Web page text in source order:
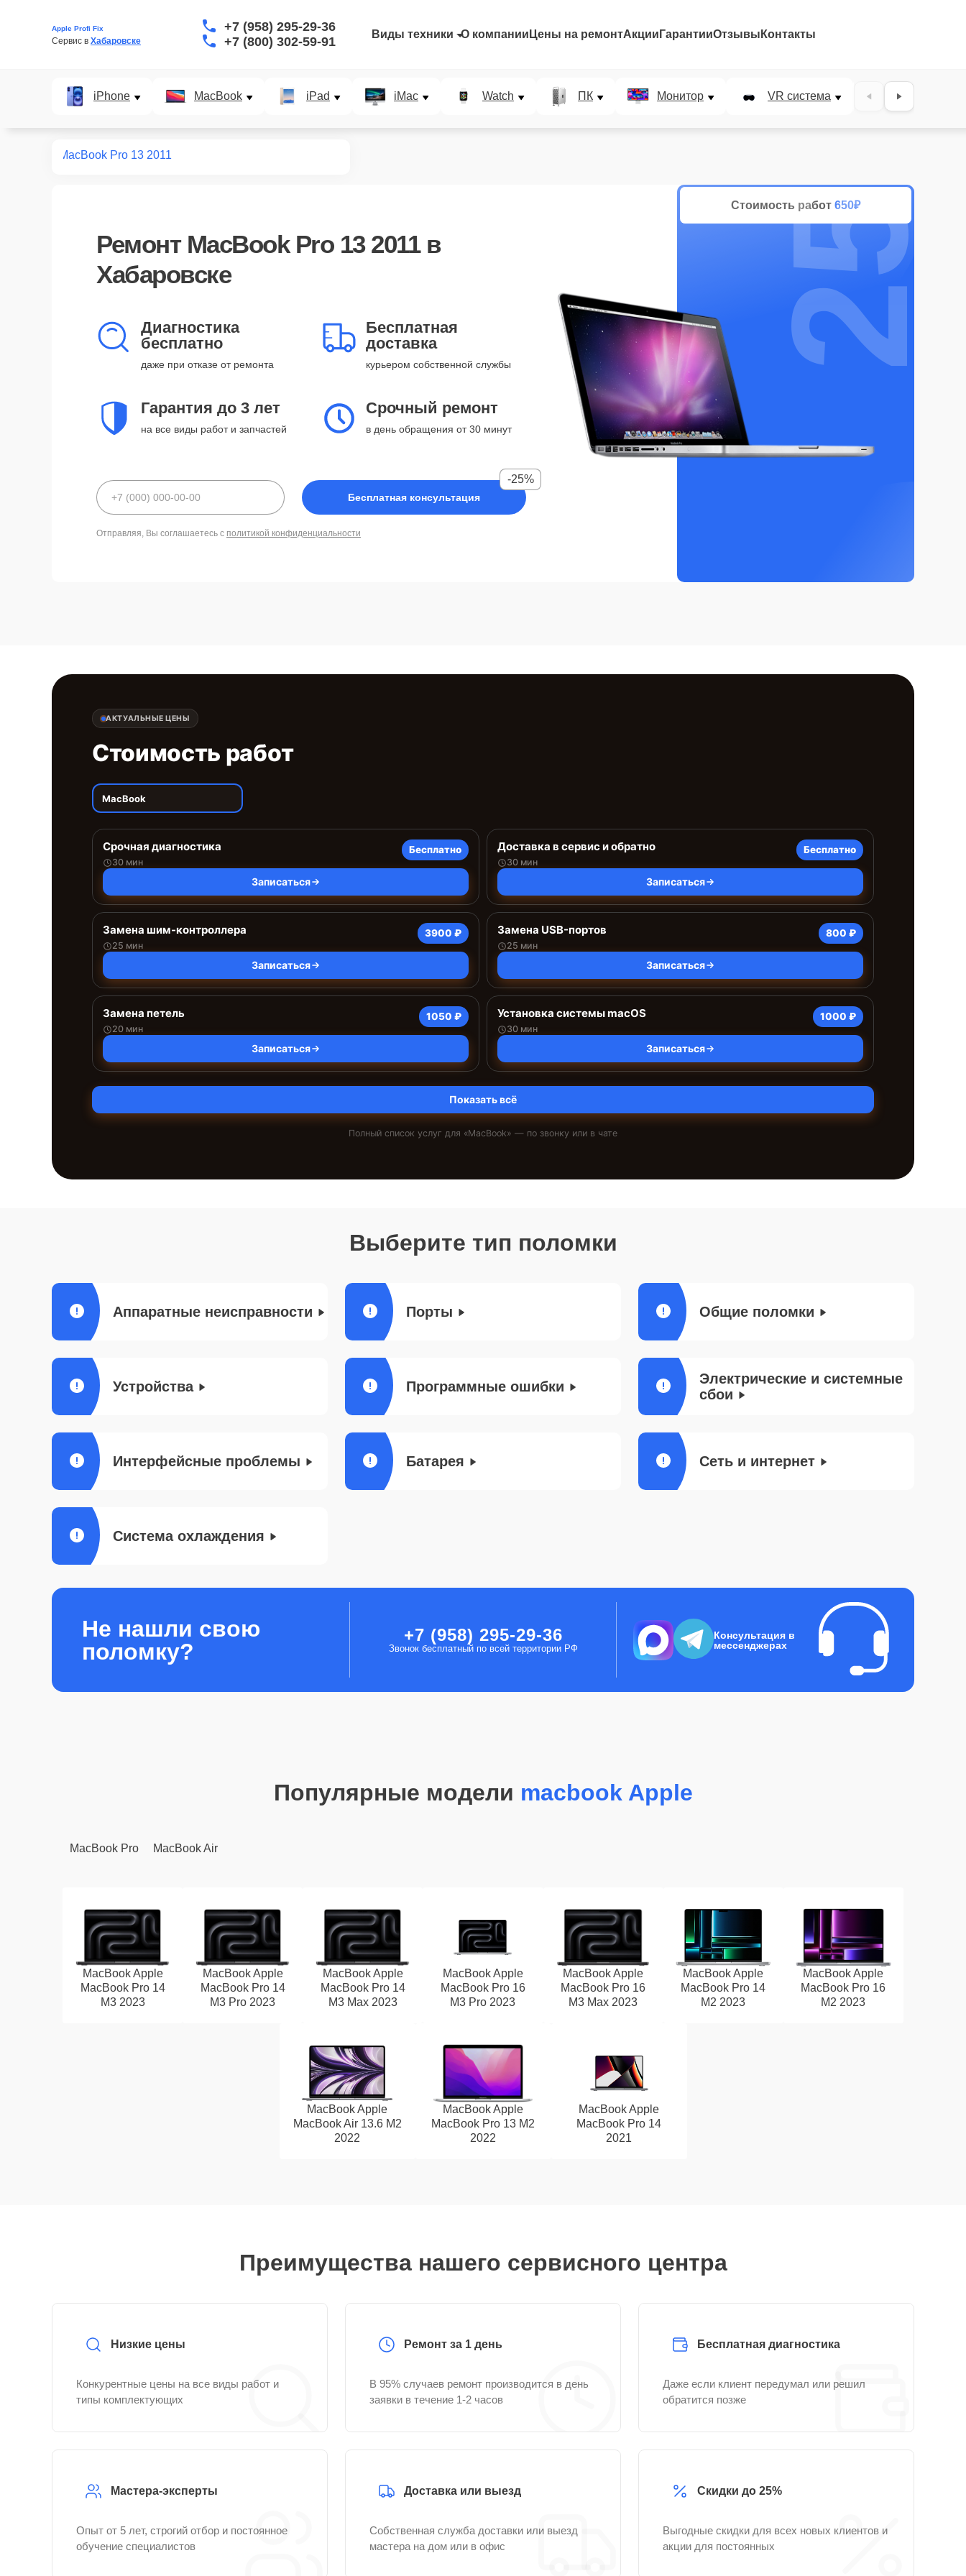
Apple Profi Fix
Сервис в Хабаровске
+7 (958) 295-29-36
+7 (800) 302-59-91
Виды техники О компании Цены на ремонтАкции ГарантииОтзывы Контакты
iPhone MacBook iPad iMac Watch ПК Монитор VR система Наушники
MacBook Pro 13 2011
Ремонт MacBook Pro 13 2011в
Хабаровске
Диагностика
бесплатно
даже при отказе от ремонта
Бесплатная
доставка
курьером собственной службы
Гарантия до 3 лет
на все виды работ и запчастей
Срочный ремонт
в день обращения от 30 минут
Бесплатная консультация
-25%
Отправляя, Вы соглашаетесь с политикой конфиденциальности
Стоимость работ 650₽
25%
АКТУАЛЬНЫЕ ЦЕНЫ
Стоимость работ
MacBook
Срочная диагностика
30 мин
Бесплатно
Записаться
Доставка в сервис и обратно
30 мин
Бесплатно
Записаться
Замена шим-контроллера
25 мин
3900 ₽
Записаться
Замена USB-портов
25 мин
800 ₽
Записаться
Замена петель
20 мин
1050 ₽
Записаться
Установка системы macOS
30 мин
1000 ₽
Записаться
Показать всё
Полный список услуг для «MacBook» — по звонку или в чате
Выберите тип поломки
Аппаратные неисправности Порты Общие поломки
Устройства Программные ошибки
Электрические и системные
сбои
Интерфейсные проблемы Батарея Сеть и интернет
Система охлаждения
Не нашли свою
поломку?
+7 (958) 295-29-36
Звонок бесплатный по всей территории РФ
Консультация в
мессенджерах
Популярные модели macbook Apple
MacBook Pro MacBook Air
MacBook Apple
MacBook Pro 14
M3 2023
MacBook Apple
MacBook Pro 14
M3 Pro 2023
MacBook Apple
MacBook Pro 14
M3 Max 2023
MacBook Apple
MacBook Pro 16
M3 Pro 2023
MacBook Apple
MacBook Pro 16
M3 Max 2023
MacBook Apple
MacBook Pro 14
M2 2023
MacBook Apple
MacBook Pro 16
M2 2023
MacBook Apple
MacBook Air 13.6 M2
2022
MacBook Apple
MacBook Pro 13 M2
2022
MacBook Apple
MacBook Pro 14
2021
Преимущества нашего сервисного центра
Низкие цены
Конкурентные цены на все виды работ и
типы комплектующих
Ремонт за 1 день
В 95% случаев ремонт производится в день
заявки в течение 1-2 часов
Бесплатная диагностика
Даже если клиент передумал или решил
обратится позже
Мастера-эксперты
Опыт от 5 лет, строгий отбор и постоянное
обучение специалистов
Доставка или выезд
Собственная служба доставки или выезд
мастера на дом или в офис
Скидки до 25%
Выгодные скидки для всех новых клиентов и
акции для постоянных